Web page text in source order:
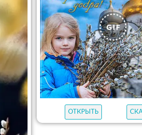
ОТКРЫТЬ